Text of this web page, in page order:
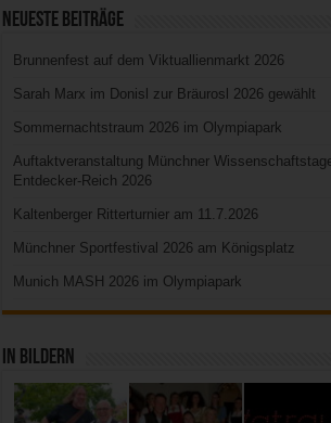
Neueste Beiträge
Brunnenfest auf dem Viktuallienmarkt 2026
Sarah Marx im Donisl zur Bräurosl 2026 gewählt
Sommernachtstraum 2026 im Olympiapark
Auftaktveranstaltung Münchner
Entdecker-Reich 2026
Kaltenberger Ritterturnier am 11.7.2026
Münchner Sportfestival 2026 am Königsplatz
Munich MASH 2026 im Olympiapark
In Bildern